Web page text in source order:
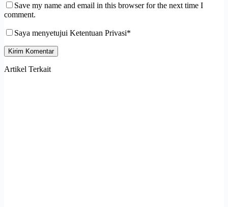
Save my name and email in this browser for the next time I
comment.
Saya menyetujui Ketentuan Privasi*
Kirim Komentar
Artikel Terkait